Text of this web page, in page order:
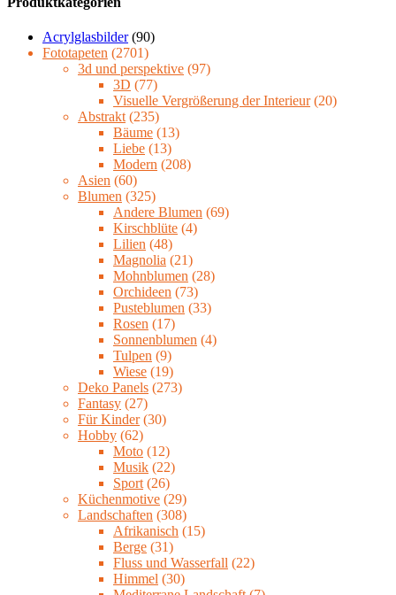
Acrylglasbilder (90)
Fototapeten (2701)
3d und perspektive (97)
3D (77)
Visuelle Vergrößerung der Interieur (20)
Abstrakt (235)
Bäume (13)
Liebe (13)
Modern (208)
Asien (60)
Blumen (325)
Andere Blumen (69)
Kirschblüte (4)
Lilien (48)
Magnolia (21)
Mohnblumen (28)
Orchideen (73)
Pusteblumen (33)
Rosen (17)
Sonnenblumen (4)
Tulpen (9)
Wiese (19)
Deko Panels (273)
Fantasy (27)
Für Kinder (30)
Hobby (62)
Moto (12)
Musik (22)
Sport (26)
Küchenmotive (29)
Landschaften (308)
Afrikanisch (15)
Berge (31)
Fluss und Wasserfall (22)
Himmel (30)